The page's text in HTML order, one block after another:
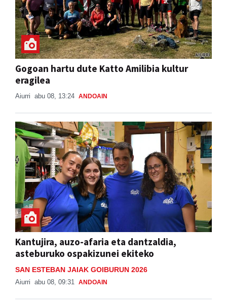
Gogoan hartu dute Katto Amilibia kultur
eragilea
Aiurri abu 08, 13:24 ANDOAIN
Kantujira, auzo-afaria eta dantzaldia,
asteburuko ospakizunei ekiteko
SAN ESTEBAN JAIAK GOIBURUN 2026
Aiurri abu 08, 09:31 ANDOAIN